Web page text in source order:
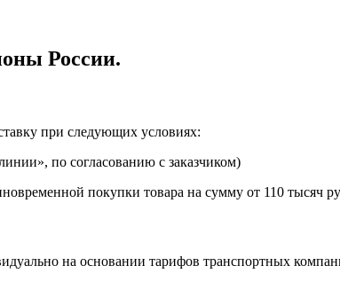
России.
при следующих условиях:
по согласованию с заказчиком)
покупки товара на сумму от 110 тысяч
на основании тарифов транспортных